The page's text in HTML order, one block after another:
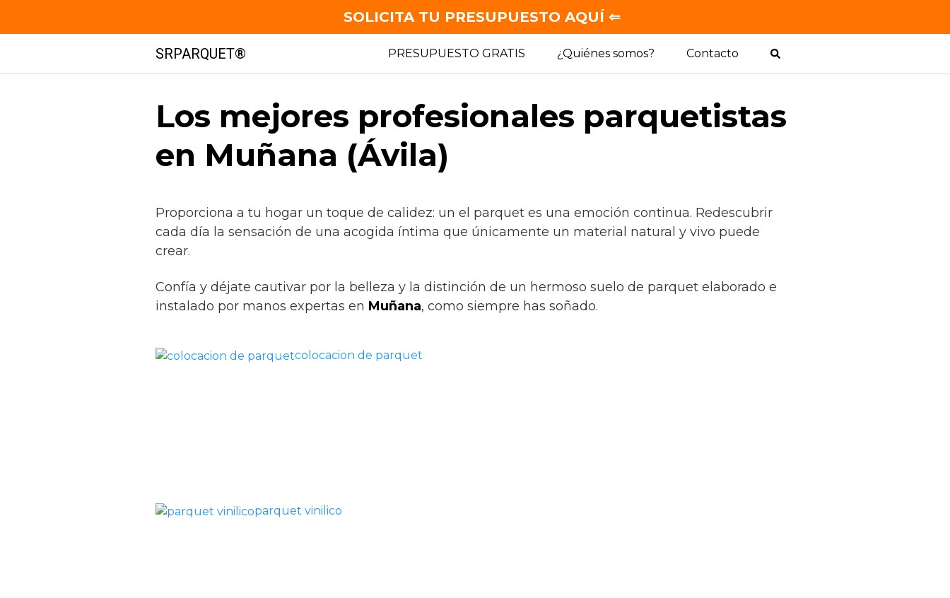
contenido
SRPARQUET® PRESUPUESTO GRATIS ¿Quiénes somos? Contacto
Los mejores profesionales parquetistas
en Muñana (Ávila)
Proporciona a tu hogar un toque de calidez: un el parquet es una emoción continua. Redescubrir
cada día la sensación de una acogida íntima que únicamente un material natural y vivo puede
crear.
Confía y déjate cautivar por la belleza y la distinción de un hermoso suelo de parquet elaborado e
instalado por manos expertas en Muñana, como siempre has soñado.
colocacion de parquet
parquet vinilico
SOLICITA TU PRESUPUESTO AQUÍ ⇐